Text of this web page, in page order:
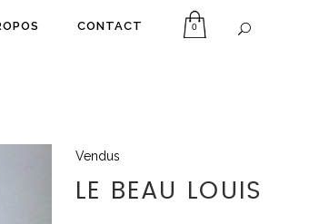
CONTACT 0
Vendus
LE BEAU LOUIS